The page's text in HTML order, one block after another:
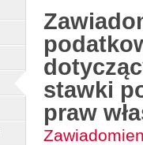
stawki
praw